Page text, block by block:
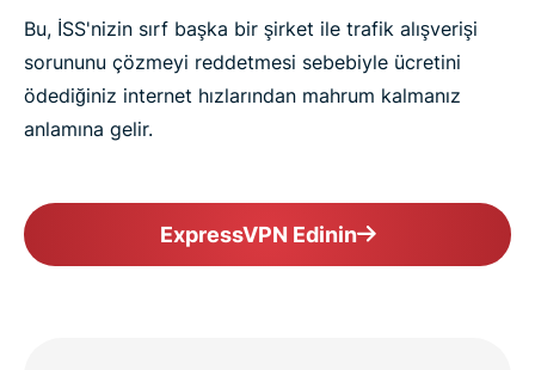
Bu, İSS'nizin sırf başka bir şirket ile trafik alışverişi
sorununu çözmeyi reddetmesi sebebiyle ücretini
ödediğiniz internet hızlarından mahrum kalmanız
anlamına gelir.
ExpressVPN Edinin